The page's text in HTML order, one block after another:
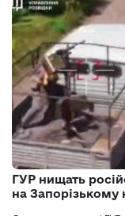
ГУР нищать
на Запорізькому